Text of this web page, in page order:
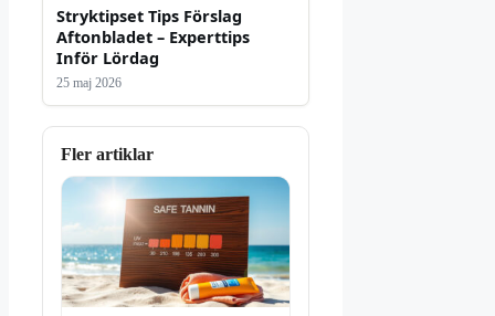
Stryktipset Tips Förslag
Aftonbladet – Experttips
Inför Lördag
25 maj 2026
Fler artiklar